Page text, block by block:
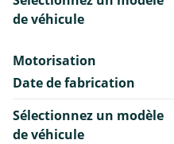
de véhicule
Motorisation
Date de fabrication
Sélectionnez un modèle
de véhicule